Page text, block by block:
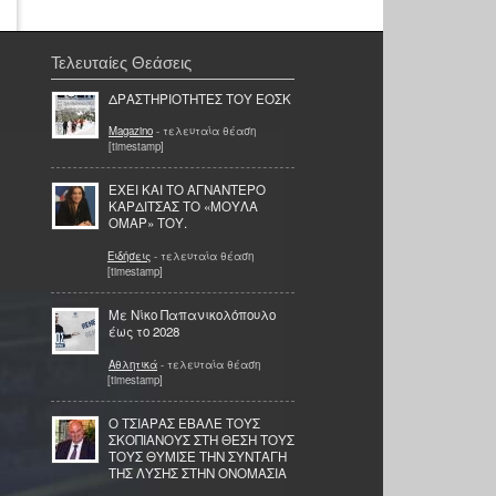
Τελευταίες Θεάσεις
ΔΡΑΣΤΗΡΙΟΤΗΤΕΣ ΤΟΥ ΕΟΣΚ
Magazino - τελευταία θέαση
[timestamp]
ΕΧΕΙ ΚΑΙ ΤΟ ΑΓΝΑΝΤΕΡΟ
ΚΑΡΔΙΤΣΑΣ ΤΟ «ΜΟΥΛΑ
ΟΜΑΡ» ΤΟΥ.
Ειδήσεις - τελευταία θέαση
[timestamp]
Με Νίκο Παπανικολόπουλο
έως το 2028
Αθλητικά - τελευταία θέαση
[timestamp]
Ο ΤΣΙΑΡΑΣ ΕΒΑΛΕ ΤΟΥΣ
ΣΚΟΠΙΑΝΟΥΣ ΣΤΗ ΘΕΣΗ ΤΟΥΣ
ΤΟΥΣ ΘΥΜΙΣΕ ΤΗΝ ΣΥΝΤΑΓΗ
ΤΗΣ ΛΥΣΗΣ ΣΤΗΝ ΟΝΟΜΑΣΙΑ